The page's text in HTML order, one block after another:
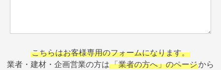
こちらはお客様専用のフォームになります。
業者・建材・企画営業の方は「業者の方へ」のページから